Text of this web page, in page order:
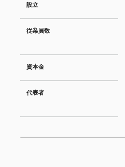
設立
従業員数
資本金
代表者